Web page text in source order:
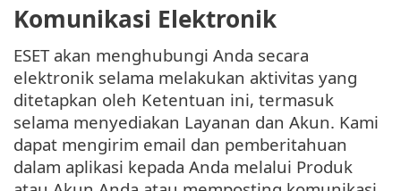
Komunikasi Elektronik
ESET akan menghubungi Anda secara
elektronik selama melakukan aktivitas yang
ditetapkan oleh Ketentuan ini, termasuk
selama menyediakan Layanan dan Akun. Kami
dapat mengirim email dan pemberitahuan
dalam aplikasi kepada Anda melalui Produk